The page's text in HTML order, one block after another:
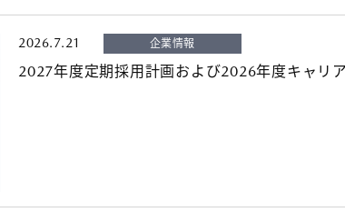
2026.7.21 企業情報
2027年度定期採用計画および2026年度キャリ